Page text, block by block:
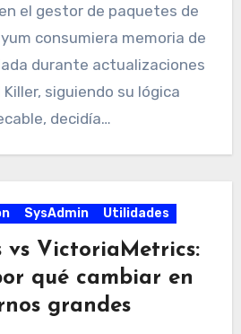
el gestor de paquetes de
consumiera memoria de
durante actualizaciones
Killer, siguiendo su lógica
decidía…
SysAdmin Utilidades
vs VictoriaMetrics:
qué cambiar en
grandes